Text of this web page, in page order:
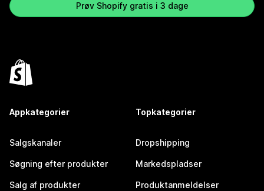
Prøv Shopify gratis i 3 dage
Appkategorier
Salgskanaler
Søgning efter produkter
Salg af produkter
Topkategorier
Dropshipping
Markedspladser
Produktanmeldelser